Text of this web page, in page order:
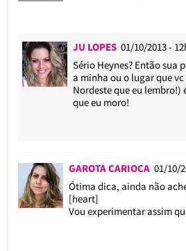
JU LOPES 01/10/2013 -
Sério Heynes? Então sua
a minha ou o lugar que
Nordeste que eu lembro!)
que eu moro!
GAROTA CARIOCA 01/10/
Ótima dica, ainda não
[heart]
Vou experimentar assim